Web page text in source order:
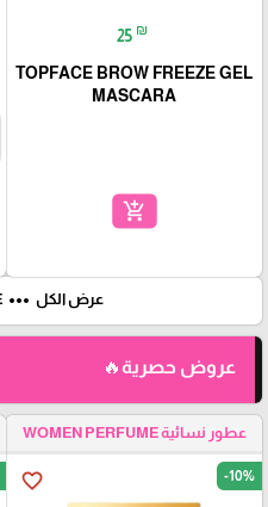
25 ₪
TOPFACE BROW FREEZE GEL
MASCARA
add_shopping_cart
عرض الكل more_horiz
عروض حصرية🔥
عطور نسائية WOMEN PERFUME
favorite_border -10%